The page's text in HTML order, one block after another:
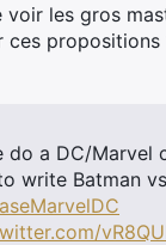
voir les gros
propositions
do a DC/Marvel
write Batman